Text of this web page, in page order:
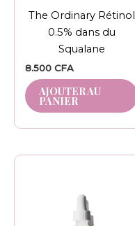
The Ordinary Rétinol
0.5% dans du
Squalane
8.500 CFA
AJOUTER AU
PANIER
17.500 CFA
à
24.500 CFA